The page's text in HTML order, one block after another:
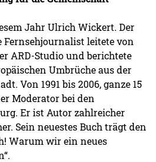
Jahr Ulrich Wickert. Der
Fernsehjournalist leitete von
ARD-Studio und berichtete
Umbrüche aus der
Von 1991 bis 2006, ganze 15
Moderator bei den
Er ist Autor zahlreicher
Sein neuestes Buch trägt den
Warum wir ein neues